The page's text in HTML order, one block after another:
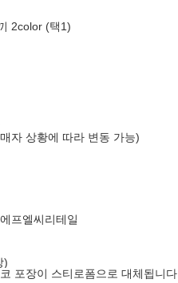
2color (택1)
자 상황에 따라 변동 가능)
프엘씨리테일
)
포장이 스티로폼으로 대체됩니다.